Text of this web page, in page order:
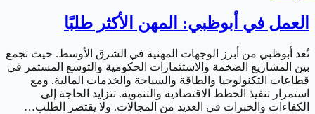
العمل في أبوظبي: المهن الأكثر طلبًا
تُعد أبوظبي من أبرز الوجهات المهنية في الشرق الأوسط. حيث تجمع
بين المشاريع الضخمة والاستثمارات الحكومية والتوسع المستمر في
قطاعات التكنولوجيا والطاقة والسياحة والخدمات المالية. ومع
استمرار تنفيذ الخطط الاقتصادية والتنموية. تتزايد الحاجة إلى
الكفاءات والخبرات في العديد من المجالات. ولا يقتصر الطلب…